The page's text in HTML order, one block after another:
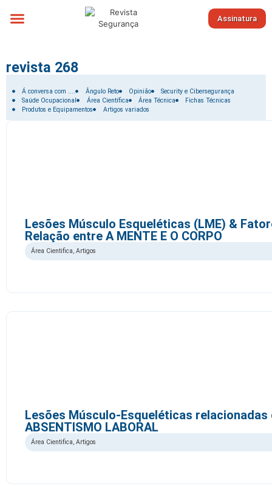
Assinatura
revista 268
Filtrar por:
Á conversa com .... Ângulo Reto Opinião
Security e Cibersegurança
Saúde Ocupacional
Área Científica Área Técnica
Fichas Técnicas
Produtos e Equipamentos
Artigos variados
Lesões Músculo Esqueléticas (LME) &
Relação entre A MENTE E O CORPO
Área Cientifica, Artigos
Lesões Músculo-Esqueléticas
ABSENTISMO LABORAL
Área Cientifica, Artigos